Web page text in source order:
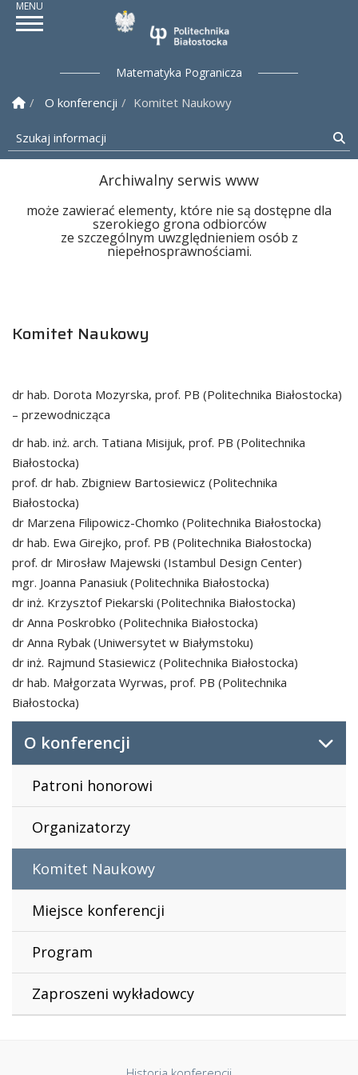
Politechnika
Matematyka Pogranicza
Strona Główna
O konferencji Komitet Naukowy
Szukaj informacji
Archiwalny serwis www
może zawierać elementy, które nie są dostępne dla
szerokiego grona odbiorców
ze szczególnym uwzględnieniem osób z
niepełnosprawnościami.
Komitet Naukowy
dr hab. Dorota Mozyrska, prof. PB (Politechnika Białostocka)
– przewodnicząca
dr hab. inż. arch. Tatiana Misijuk, prof. PB (Politechnika
Białostocka)
prof. dr hab. Zbigniew Bartosiewicz (Politechnika
Białostocka)
dr Marzena Filipowicz-Chomko (Politechnika Białostocka)
dr hab. Ewa Girejko, prof. PB (Politechnika Białostocka)
prof. dr Mirosław Majewski (Istambul Design Center)
mgr. Joanna Panasiuk (Politechnika Białostocka)
dr inż. Krzysztof Piekarski (Politechnika Białostocka)
dr Anna Poskrobko (Politechnika Białostocka)
dr Anna Rybak (Uniwersytet w Białymstoku)
dr inż. Rajmund Stasiewicz (Politechnika Białostocka)
dr hab. Małgorzata Wyrwas, prof. PB (Politechnika
Białostocka)
O konferencji
Patroni honorowi
Organizatorzy
Komitet Naukowy
Miejsce konferencji
Program
Zaproszeni wykładowcy